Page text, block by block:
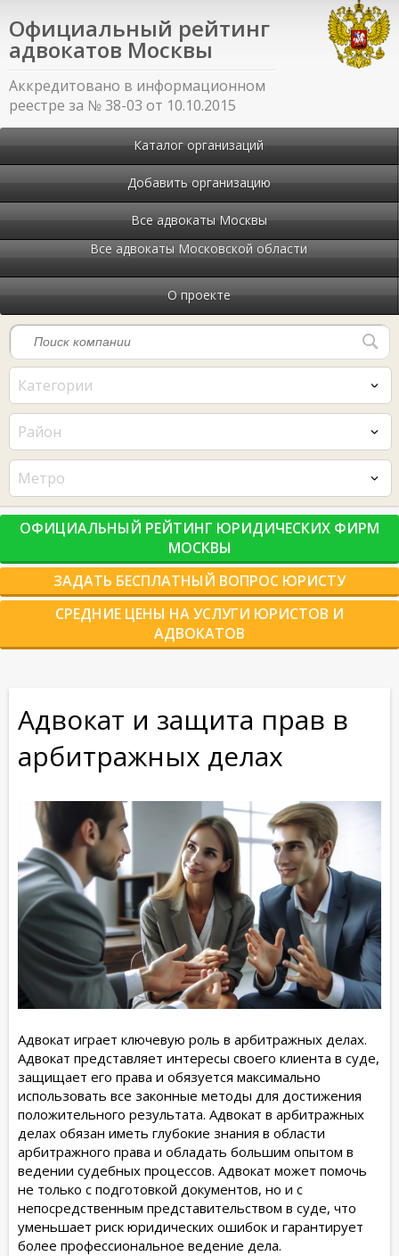
Официальный рейтинг
адвокатов Москвы
Аккредитовано в информационном
реестре за № 38-03 от 10.10.2015
Каталог организаций
Добавить организацию
Все адвокаты Москвы
Все адвокаты Московской области
О проекте
Категории
Район
Метро
ОФИЦИАЛЬНЫЙ РЕЙТИНГ ЮРИДИЧЕСКИХ ФИРМ
МОСКВЫ
ЗАДАТЬ БЕСПЛАТНЫЙ ВОПРОС ЮРИСТУ
СРЕДНИЕ ЦЕНЫ НА УСЛУГИ ЮРИСТОВ И
АДВОКАТОВ
Адвокат и защита прав в
арбитражных делах
Адвокат играет ключевую роль в арбитражных делах.
Адвокат представляет интересы своего клиента в суде,
защищает его права и обязуется максимально
использовать все законные методы для достижения
положительного результата. Адвокат в арбитражных
делах обязан иметь глубокие знания в области
арбитражного права и обладать большим опытом в
ведении судебных процессов. Адвокат может помочь
не только с подготовкой документов, но и с
непосредственным представительством в суде, что
уменьшает риск юридических ошибок и гарантирует
более профессиональное ведение дела.